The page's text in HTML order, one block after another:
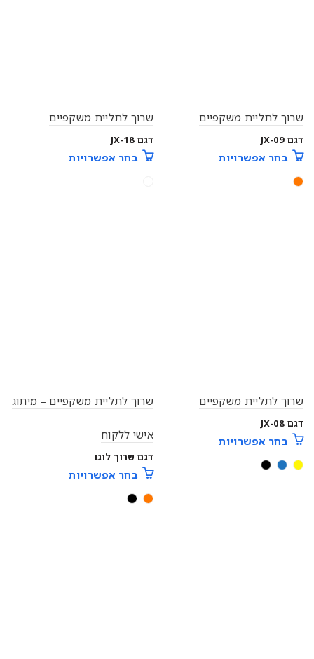
שרוך לתליית משקפיים
דגם JX-09
בחר אפשרויות
שרוך לתליית משקפיים
דגם JX-18
בחר אפשרויות
שרוך לתליית משקפיים
דגם JX-08
בחר אפשרויות
שרוך לתליית משקפיים – מיתוג
אישי ללקוח
דגם שרוך לוגו
בחר אפשרויות